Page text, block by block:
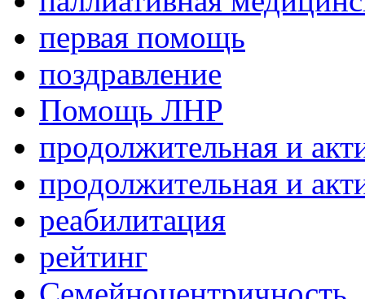
первая помощь
поздравление
Помощь ЛНР
продолжительная и
продолжительная и
реабилитация
рейтинг